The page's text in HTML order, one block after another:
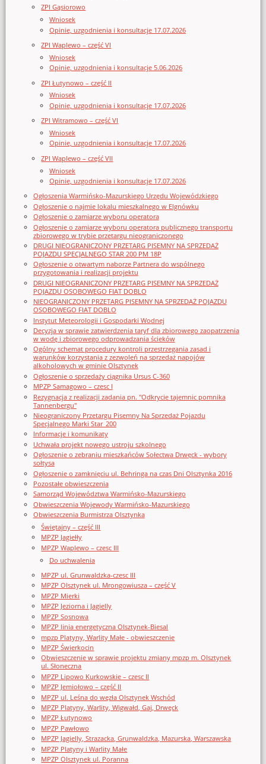
ZPI Gąsiorowo
Wniosek
Opinie, uzgodnienia i konsultacje 17.07.2026
ZPI Waplewo – część VI
Wniosek
Opinie, uzgodnienia i konsultacje 5.06.2026
ZPI Łutynowo – część II
Wniosek
Opinie, uzgodnienia i konsultacje 17.07.2026
ZPI Witramowo – część VI
Wniosek
Opinie, uzgodnienia i konsultacje 17.07.2026
ZPI Waplewo – część VII
Wniosek
Opinie, uzgodnienia i konsultacje 17.07.2026
Ogłoszenia Warmińsko-Mazurskiego Urzędu Wojewódzkiego
Ogłoszenie o najmie lokalu mieszkalnego w Elgnówku
Ogłoszenie o zamiarze wyboru operatora
Ogłoszenie o zamiarze wyboru operatora publicznego transportu
zbiorowego w trybie przetargu nieograniczonego
DRUGI NIEOGRANICZONY PRZETARG PISEMNY NA SPRZEDAŻ
POJAZDU SPECJALNEGO STAR 200 PM 18P
Ogłoszenie o otwartym naborze Partnera do wspólnego
przygotowania i realizacji projektu
DRUGI NIEOGRANICZONY PRZETARG PISEMNY NA SPRZEDAŻ
POJAZDU OSOBOWEGO FIAT DOBLO
NIEOGRANICZONY PRZETARG PISEMNY NA SPRZEDAŻ POJAZDU
OSOBOWEGO FIAT DOBLO
Instytut Meteorologii i Gospodarki Wodnej
Decyzja w sprawie zatwierdzenia taryf dla zbiorowego zaopatrzenia
w wodę i zbiorowego odprowadzania ścieków
Ogólny schemat procedury kontroli przestrzegania zasad i
warunków korzystania z zezwoleń na sprzedaż napojów
alkoholowych w gminie Olsztynek
Ogłoszenie o sprzedaży ciągnika Ursus C-360
MPZP Samagowo – czesc I
Rezygnacja z realizacji zadania pn. "Odkrycie tajemnic pomnika
Tannenbergu"
Nieograniczony Przetargu Pisemny Na Sprzedaż Pojazdu
Specjalnego Marki Star_200
Informacje i komunikaty
Uchwała projekt nowego ustroju szkolnego
Ogłoszenie o zebraniu mieszkańców Sołectwa Drwęck - wybory
sołtysa
Ogłoszenie o zamknięciu ul. Behringa na czas Dni Olsztynka 2016
Pozostałe obwieszczenia
Samorząd Województwa Warmińsko-Mazurskiego
Obwieszczenia Wojewody Warmińsko-Mazurskiego
Obwieszczenia Burmistrza Olsztynka
Świętajny – część III
MPZP Jagiełły
MPZP Waplewo – czesc III
Do uchwalenia
MPZP ul. Grunwaldzka-czesc III
MPZP Olsztynek ul. Mrongowiusza – część V
MPZP Mierki
MPZP Jeziorna i Jagielly
MPZP Sosnowa
MPZP linia energetyczna Olsztynek-Biesal
mpzp Platyny, Warlity Małe - obwieszczenie
MPZP Świerkocin
Obwieszczenie w sprawie projektu zmiany mpzp m. Olsztynek
ul. Słoneczna
MPZP Lipowo Kurkowskie – czesc II
MPZP Jemiołowo – część II
MPZP ul. Leśna do węzła Olsztynek Wschód
MPZP Platyny, Warlity, Wigwałd, Gaj, Drwęck
MPZP Łutynowo
MPZP Pawłowo
MPZP Jagielly, Strazacka, Grunwaldzka, Mazurska, Warszawska
MPZP Platyny i Warlity Małe
MPZP Olsztynek ul. Poranna